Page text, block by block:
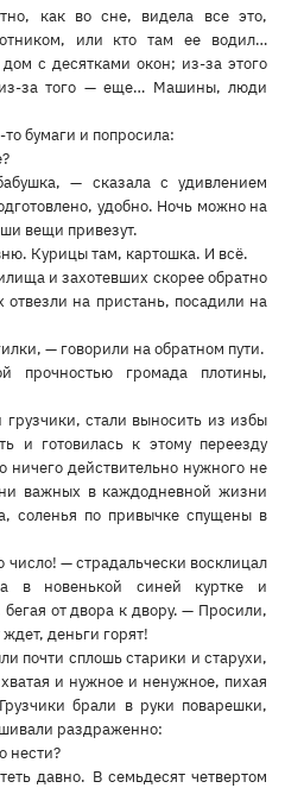
как во сне, видела все это,
или кто там ее водил…
с десятками окон; из-за этого
за того — еще… Машины, люди
бумаги и попросила:
— сказала с удивлением
удобно. Ночь можно на
вещи привезут.
Курицы там, картошка. И всё.
и захотевших скорее обратно
на пристань, посадили на
— говорили на обратном пути.
прочностью громада плотины,
стали выносить из избы
и готовилась к этому переезду
ничего действительно нужного не
важных в каждодневной жизни
соленья по привычке спущены в
— страдальчески восклицал
в новенькой синей куртке и
от двора к двору. — Просили,
деньги горят!
почти сплошь старики и старухи,
и нужное и ненужное, пихая
брали в руки поварешки,
раздраженно:
нести?
давно. В семьдесят четвертом